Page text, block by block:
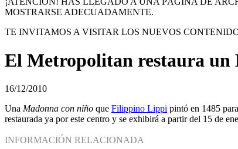
MOSTRARSE ADECUADAMENTE.
TE INVITAMOS A VISITAR LOS NUEVOS
El Metropolitan restaura un
16/12/2010
Una Madonna con niño que Filippino Lippi pintó en 1485
restaurada ya por este centro y se exhibirá a partir del 15 de
INFORMACIÓN RELACIONADA